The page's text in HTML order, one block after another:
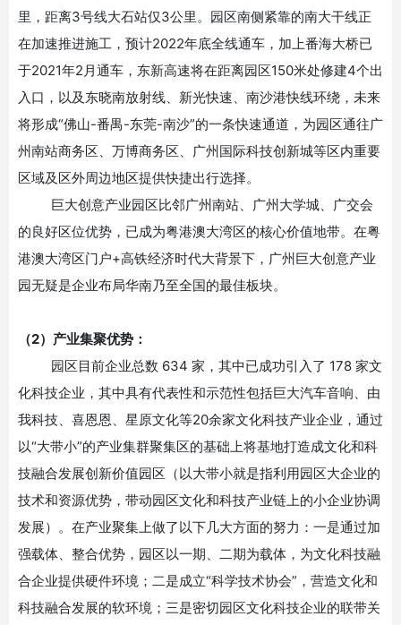
里，距离3号线大石站仅3公里。园区南侧紧靠的南大干线正
在加速推进施工，预计2022年底全线通车，加上番海大桥已
于2021年2月通车，东新高速将在距离园区150米处修建4个出
入口，以及东晓南放射线、新光快速、南沙港快线环绕，未来
将形成“佛山-番禺-东莞-南沙”的一条快速通道，为园区通往广
州南站商务区、万博商务区、广州国际科技创新城等区内重要
区域及区外周边地区提供快捷出行选择。
巨大创意产业园区比邻广州南站、广州大学城、广交会
的良好区位优势，已成为粤港澳大湾区的核心价值地带。在粤
港澳大湾区门户+高铁经济时代大背景下，广州巨大创意产业
园无疑是企业布局华南乃至全国的最佳板块。
（2）产业集聚优势：
园区目前企业总数 634 家，其中已成功引入了 178 家文
化科技企业，其中具有代表性和示范性包括巨大汽车音响、由
我科技、喜恩恩、星原文化等20余家文化科技产业企业，通过
以“大带小”的产业集群聚集区的基础上将基地打造成文化和科
技融合发展创新价值园区（以大带小就是指利用园区大企业的
技术和资源优势，带动园区文化和科技产业链上的小企业协调
发展）。在产业聚集上做了以下几大方面的努力：一是通过加
强载体、整合优势，园区以一期、二期为载体，为文化科技融
合企业提供硬件环境；二是成立“科学技术协会”，营造文化和
科技融合发展的软环境；三是密切园区文化科技企业的联带关